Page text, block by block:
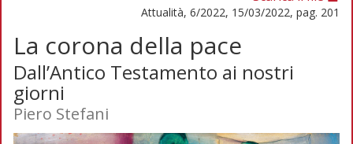
Attualità, 6/2022, 15/03/2022, pag. 201
La corona della pace
Dall’Antico Testamento ai nostri
giorni
Piero Stefani